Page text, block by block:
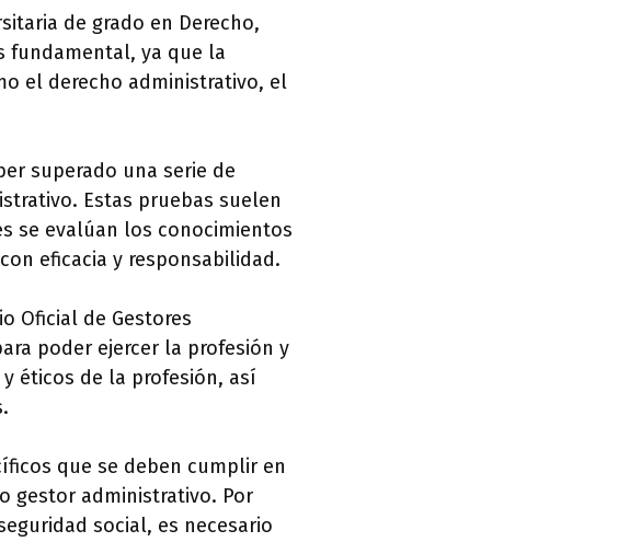
de grado en Derecho,
fundamental, ya que la
el derecho administrativo, el
superado una serie de
Estas pruebas suelen
se evalúan los conocimientos
eficacia y responsabilidad.
Oficial de Gestores
poder ejercer la profesión y
éticos de la profesión, así
que se deben cumplir en
gestor administrativo. Por
social, es necesario